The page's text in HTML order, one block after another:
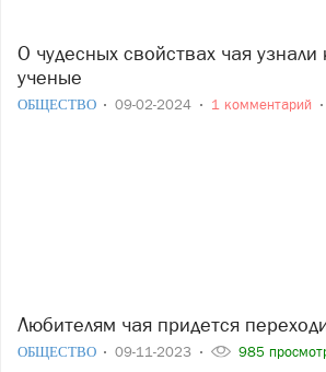
О чудесных свойствах чая узнали китайские
ученые
ОБЩЕСТВО 09-02-2024 1 комментарий
Любителям чая придется
ОБЩЕСТВО 09-11-2023 985